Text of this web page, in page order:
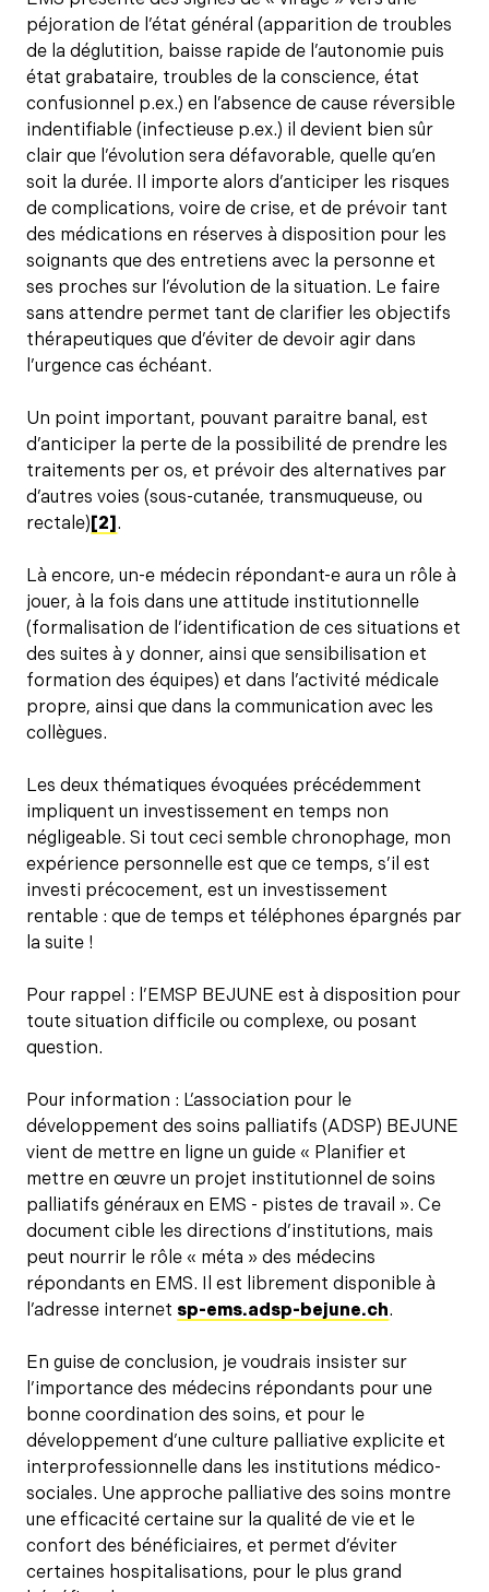
péjoration de l’état général (apparition de troubles
de la déglutition, baisse rapide de l’autonomie puis
état grabataire, troubles de la conscience, état
confusionnel p.ex.) en l’absence de cause réversible
indentifiable (infectieuse p.ex.) il devient bien sûr
clair que l’évolution sera défavorable, quelle qu’en
soit la durée. Il importe alors d’anticiper les risques
de complications, voire de crise, et de prévoir tant
des médications en réserves à disposition pour les
soignants que des entretiens avec la personne et
ses proches sur l’évolution de la situation. Le faire
sans attendre permet tant de clarifier les objectifs
thérapeutiques que d’éviter de devoir agir dans
l’urgence cas échéant.
Un point important, pouvant paraitre banal, est
d’anticiper la perte de la possibilité de prendre les
traitements per os, et prévoir des alternatives par
d’autres voies (sous-cutanée, transmuqueuse, ou
rectale) [2] .
Là encore, un-e médecin répondant-e aura un rôle à
jouer, à la fois dans une attitude institutionnelle
(formalisation de l’identification de ces situations et
des suites à y donner, ainsi que sensibilisation et
formation des équipes) et dans l’activité médicale
propre, ainsi que dans la communication avec les
collègues.
Les deux thématiques évoquées précédemment
impliquent un investissement en temps non
négligeable. Si tout ceci semble chronophage, mon
expérience personnelle est que ce temps, s’il est
investi précocement, est un investissement
rentable : que de temps et téléphones épargnés par
la suite !
Pour rappel : l’EMSP BEJUNE est à disposition pour
toute situation difficile ou complexe, ou posant
question.
Pour information : L’association pour le
développement des soins palliatifs (ADSP) BEJUNE
vient de mettre en ligne un guide « Planifier et
mettre en œuvre un projet institutionnel de soins
palliatifs généraux en EMS - pistes de travail ». Ce
document cible les directions d’institutions, mais
peut nourrir le rôle « méta » des médecins
répondants en EMS. Il est librement disponible à
l’adresse internet sp-ems.adsp-bejune.ch.
En guise de conclusion, je voudrais insister sur
l’importance des médecins répondants pour une
bonne coordination des soins, et pour le
développement d’une culture palliative explicite et
interprofessionnelle dans les institutions médico-
sociales. Une approche palliative des soins montre
une efficacité certaine sur la qualité de vie et le
confort des bénéficiaires, et permet d’éviter
certaines hospitalisations, pour le plus grand